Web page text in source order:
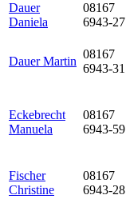
Dauer
Daniela
08167
6943-27
Dauer Martin
08167
6943-31
Eckebrecht
Manuela
08167
6943-59
Fischer
Christine
08167
6943-28